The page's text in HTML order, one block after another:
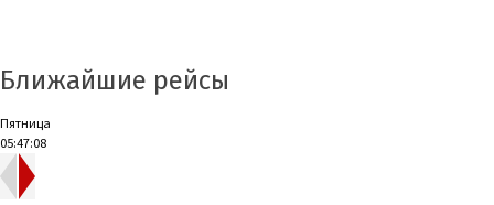
Ближайшие рейсы
Пятница
05:47:08